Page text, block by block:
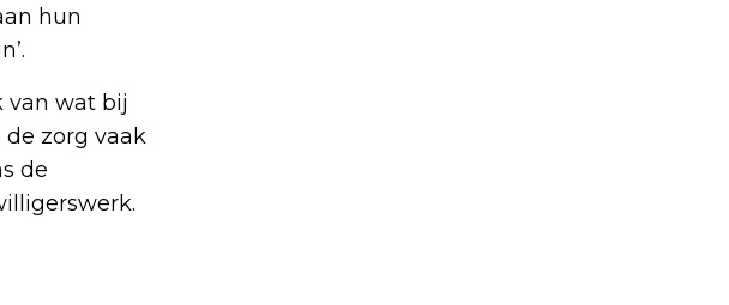
hun
van wat bij
zorg vaak
de